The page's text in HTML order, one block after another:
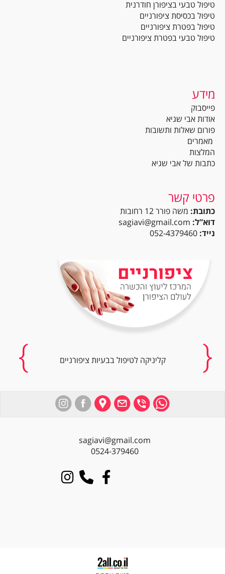
טיפול טבעי בציפורן חודרנית
טיפול בכסיסת ציפורניים
טיפול בפטרת ציפורניים
טיפול טבעי בפטרת ציפורניים
מידע
פייסבוק
אודות אבי שגיא
פורום שאלות ותשובות
מאמרים
המלצות
כתבות של אבי שגיא
פרטי קשר
כתובת: משה פורר 12 רחובות
דוא”ל: sagiavi@gmail.com
נייד: 052-4379460
קליניקה לטיפול בבעיות ציפורניים
sagiavi@gmail.com
0524-379460